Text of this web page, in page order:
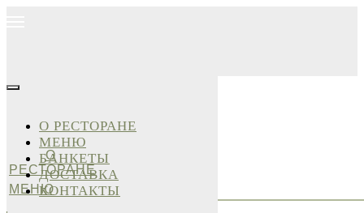
О
РЕСТОРАНЕ
МЕНЮ
О РЕСТОРАНЕ
МЕНЮ
БАНКЕТЫ
ДОСТАВКА
КОНТАКТЫ